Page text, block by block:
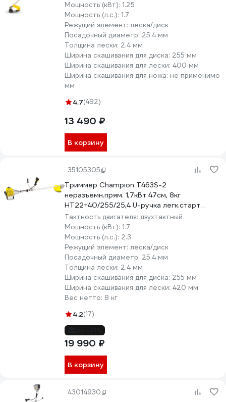
Мощность (кВт): 1.25
Мощность (л.с.): 1.7
Режущий элемент: леска/диск
Посадочный диаметр: 25.4 мм
Толщина лески: 2.4 мм
Ширина скашивания для диска: 255 мм
Ширина скашивания для лески: 400 мм
Ширина скашивания для ножа: не применимо
мм
4.7(492)
13 490 ₽
В корзину
35105305
Триммер Champion Т463S-2
неразъемн.прям. 1,7кВт 47см, 8кг
HT22+40/255/25,4 U-ручка легк.старт
T463S-2
Тактность двигателя: двухтактный
Мощность (кВт): 1.7
Мощность (л.с.): 2.3
Режущий элемент: леска/диск
Посадочный диаметр: 25.4 мм
Толщина лески: 2.4 мм
Ширина скашивания для диска: 255 мм
Ширина скашивания для лески: 420 мм
Вес нетто: 8 кг
4.2(17)
19 990 ₽
В корзину
43014930